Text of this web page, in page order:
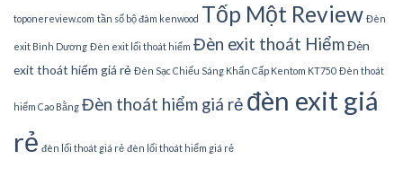
toponereview.com tần số bộ đàm kenwood Tốp Một Review Đèn
exit Bình Dương Đèn exit lối thoát hiểm Đèn exit thoát HiểmĐèn
exit thoát hiểm giá rẻ Đèn Sạc Chiếu Sáng Khẩn Cấp Kentom KT750 Đèn thoát
hiểm Cao Bằng Đèn thoát hiểm giá rẻ đèn exit giá
rẻ đèn lối thoát giá rẻ đèn lối thoát hiểm giá rẻ